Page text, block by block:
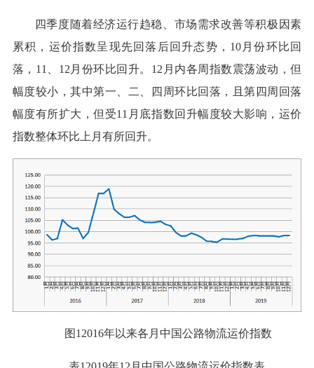
四季度随着经济运行趋稳、市场需求改善等积极因素
累积，运价指数呈现先回落后回升态势，10月份环比回
落，11、12月份环比回升。12月内各周指数震荡波动，但
幅度较小，其中第一、二、四周环比回落，且第四周回落
幅度有所扩大，但受11月底指数回升幅度较大影响，运价
指数整体环比上月有所回升。
图12016年以来各月中国公路物流运价指数